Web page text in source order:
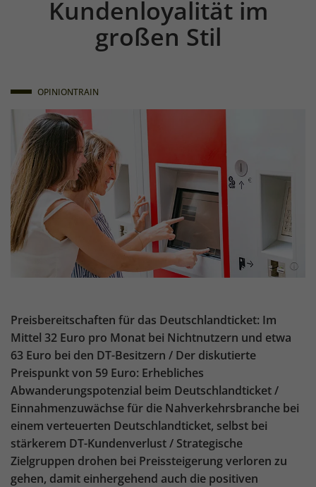
Kundenloyalität im
großen Stil
OPINIONTRAIN
Preisbereitschaften für das Deutschlandticket: Im
Mittel 32 Euro pro Monat bei Nichtnutzern und etwa
63 Euro bei den DT-Besitzern / Der diskutierte
Preispunkt von 59 Euro: Erhebliches
Abwanderungspotenzial beim Deutschlandticket /
Einnahmenzuwächse für die Nahverkehrsbranche bei
einem verteuerten Deutschlandticket, selbst bei
stärkerem DT-Kundenverlust / Strategische
Zielgruppen drohen bei Preissteigerung verloren zu
gehen, damit einhergehend auch die positiven